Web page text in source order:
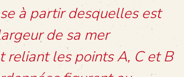
à partir desquelles est
de sa mer
reliant les points A, C et B